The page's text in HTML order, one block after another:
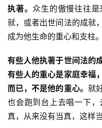
执著。 众生的傲慢往往
就，或者出世间法的成就
成为他生命的重心和支柱。
有些人他执著于世间法的
有些人的重心是家庭幸福
而已，不是他的重心。 就
也会跑到台上去唱一下
真，从来没有当真，这样